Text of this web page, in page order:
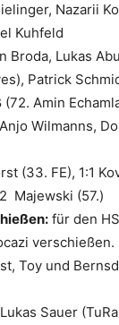
Nazarii
Kuhfeld
Broda, Lukas
Patrick
Amin
Wilmanns,
(33. FE), 1:1
Majewski (57.)
für den
Toy und
Lukas Sauer